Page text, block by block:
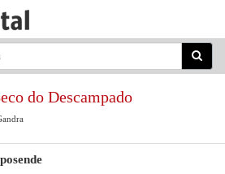
do Descampado